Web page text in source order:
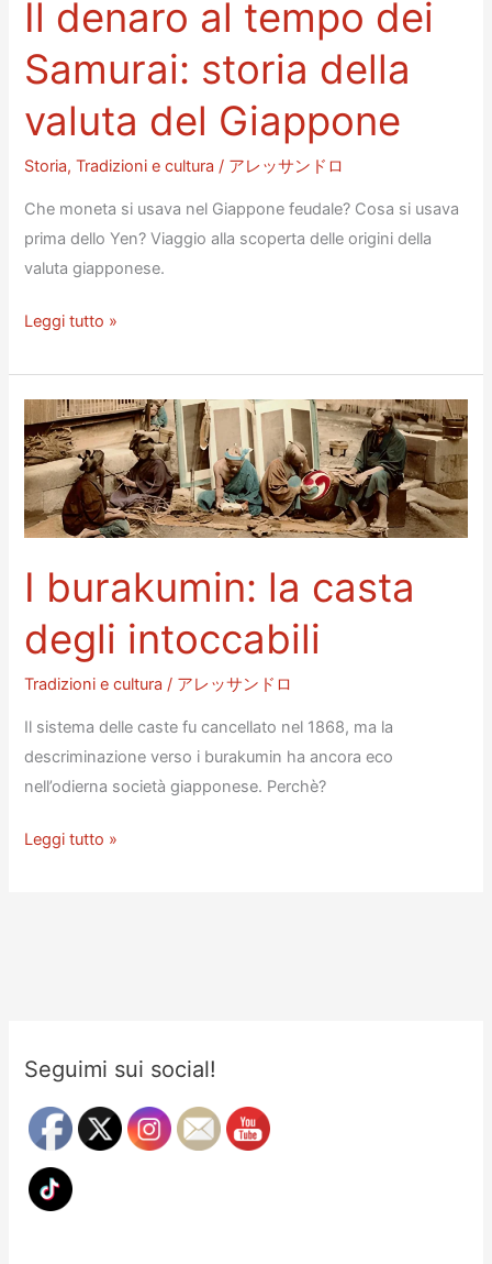
Il denaro al tempo dei
Samurai: storia della
valuta del Giappone
Storia,Tradizioni e cultura / アレッサンドロ
Che moneta si usava nel Giappone feudale? Cosa si usava
prima dello Yen? Viaggio alla scoperta delle origini della
valuta giapponese.
Il
al
tempo
dei
Samurai:
storia
della
Leggi tutto »
I burakumin: la casta
degli intoccabili
Tradizioni e cultura / アレッサンドロ
Il sistema delle caste fu cancellato nel 1868, ma la
descriminazione verso i burakumin ha ancora eco
nell’odierna società giapponese. Perchè?
ILeggi tutto »
Seguimi sui social!